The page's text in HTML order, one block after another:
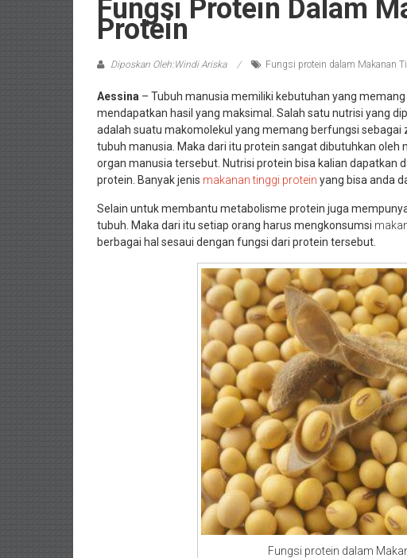
Fungsi Protein Dalam
Protein
Diposkan Oleh:Windi Ariska Fungsi protein dalam Makanan
Aessina – Tubuh manusia memiliki kebutuhan yang
mendapatkan hasil yang maksimal. Salah satu nutrisi yang
adalah suatu makomolekul yang memang berfungsi
tubuh manusia. Maka dari itu protein sangat dibutuhkan
organ manusia tersebut. Nutrisi protein bisa kalian dapatkan
protein. Banyak jenis makanan tinggi protein yang bisa anda
Selain untuk membantu metabolisme protein juga
tubuh. Maka dari itu setiap orang harus mengkonsumsi
berbagai hal sesaui dengan fungsi dari protein tersebut.
Fungsi protein dalam